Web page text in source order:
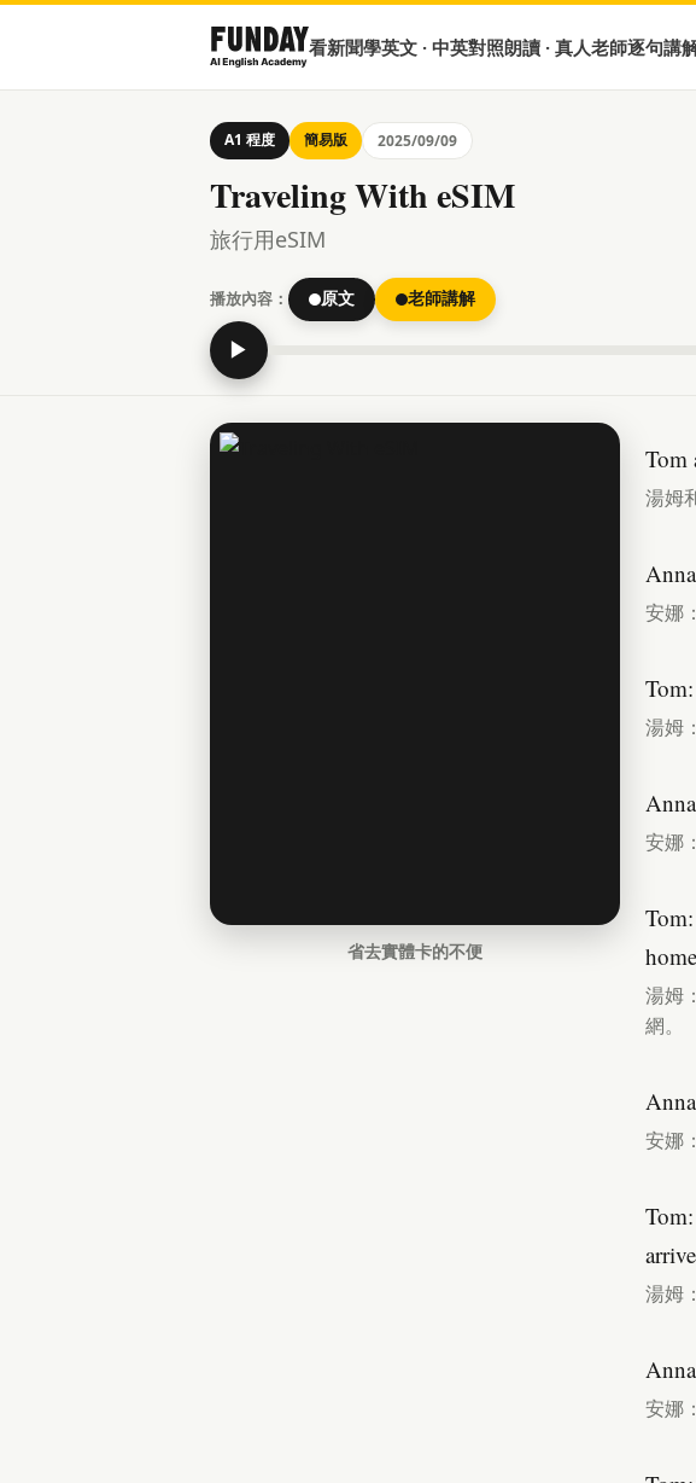
看新聞學英文 · 中英對照朗讀 · 真人老師逐句講
A1 程度 簡易版 2025/09/09
Traveling With eSIM
旅行用eSIM
播放內容： 原文 老師講解
▶
省去實體卡的不便
Tom
湯姆
安娜
湯姆
安娜
湯姆
網。
安娜
湯姆
安娜